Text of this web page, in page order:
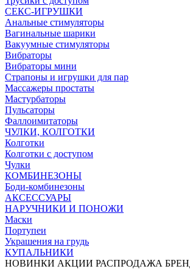
СЕКС-ИГРУШКИ
Анальные стимуляторы
Вагинальные шарики
Вакуумные стимуляторы
Вибраторы
Вибраторы мини
Страпоны и игрушки для пар
Массажеры простаты
Мастурбаторы
Пульсаторы
Фаллоимитаторы
ЧУЛКИ, КОЛГОТКИ
Колготки
Колготки с доступом
Чулки
КОМБИНЕЗОНЫ
Боди-комбинезоны
АКСЕССУАРЫ
НАРУЧНИКИ И ПОНОЖИ
Маски
Портупеи
Украшения на грудь
КУПАЛЬНИКИ
НОВИНКИ АКЦИИ РАСПРОДАЖА